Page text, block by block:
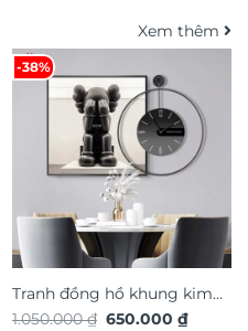
Xem thêm
-38%
Tranh đồng hồ khung kim
loại cao cấp xu hướng trang
1.050.000₫ Giá
650.000₫Giá